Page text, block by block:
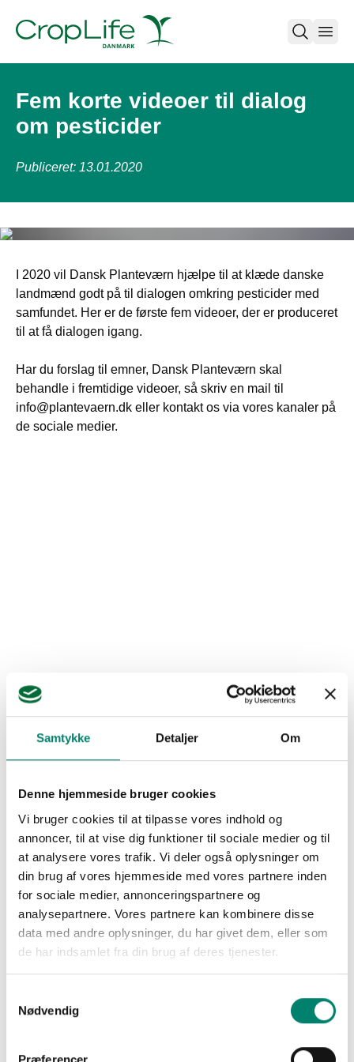
Samtykke Detaljer Om
Denne hjemmeside bruger cookies
Vi bruger cookies til at tilpasse vores indhold og
annoncer, til at vise dig funktioner til sociale medier og til
at analysere vores trafik. Vi deler også oplysninger om
din brug af vores hjemmeside med vores partnere inden
for sociale medier, annonceringspartnere og
analysepartnere. Vores partnere kan kombinere disse
data med andre oplysninger, du har givet dem, eller som
de har indsamlet fra din brug af deres tjenester.
Nødvendig
open
Fem korte videoer til dialog
om pesticider
Publiceret: 13.01.2020
I 2020 vil Dansk Planteværn hjælpe til at klæde danske
landmænd godt på til dialogen omkring pesticider med
samfundet. Her er de første fem videoer, der er produceret
til at få dialogen igang.
Har du forslag til emner, Dansk Planteværn skal
behandle i fremtidige videoer, så skriv en mail til
info@plantevaern.dk eller kontakt os via vores kanaler på
de sociale medier.
Læs mere om initiativet
Seneste artikler
Pesticidstrategi 2027-2031 skal forhandles i